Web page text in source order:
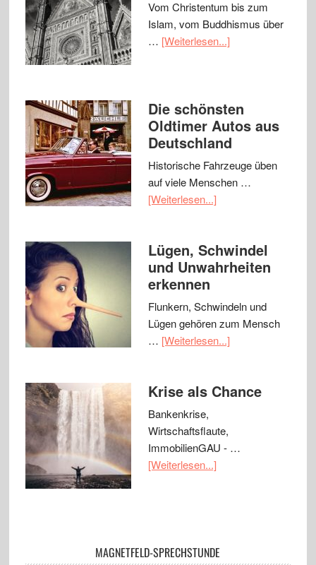
Vom Christentum bis zum
Islam, vom Buddhismus über
… [Weiterlesen...]
Die schönsten
Oldtimer Autos aus
Deutschland
Historische Fahrzeuge üben
auf viele Menschen …
[Weiterlesen...]
Lügen, Schwindel
und Unwahrheiten
erkennen
Flunkern, Schwindeln und
Lügen gehören zum Mensch
… [Weiterlesen...]
Krise als Chance
Bankenkrise,
Wirtschaftsflaute,
ImmobilienGAU - …
[Weiterlesen...]
MAGNETFELD-SPRECHSTUNDE